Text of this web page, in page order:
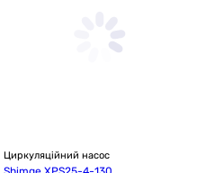
Циркуляційний насос